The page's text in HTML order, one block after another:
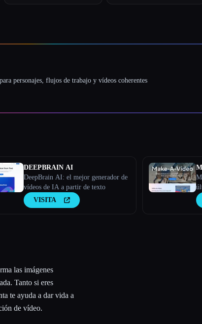
personajes, flujos de trabajo y vídeos coherentes
DEEPBRAIN AI
DeepBrain AI: el mejor generador de
vídeos de IA a partir de texto
VISITA
a
las imágenes
Tanto si eres
te ayuda a dar vida a
de vídeo.